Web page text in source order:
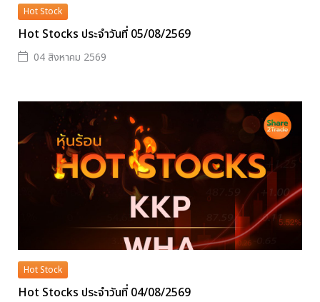
Hot Stock
Hot Stocks ประจำวันที่ 05/08/2569
04 สิงหาคม 2569
Hot Stock
Hot Stocks ประจำวันที่ 04/08/2569